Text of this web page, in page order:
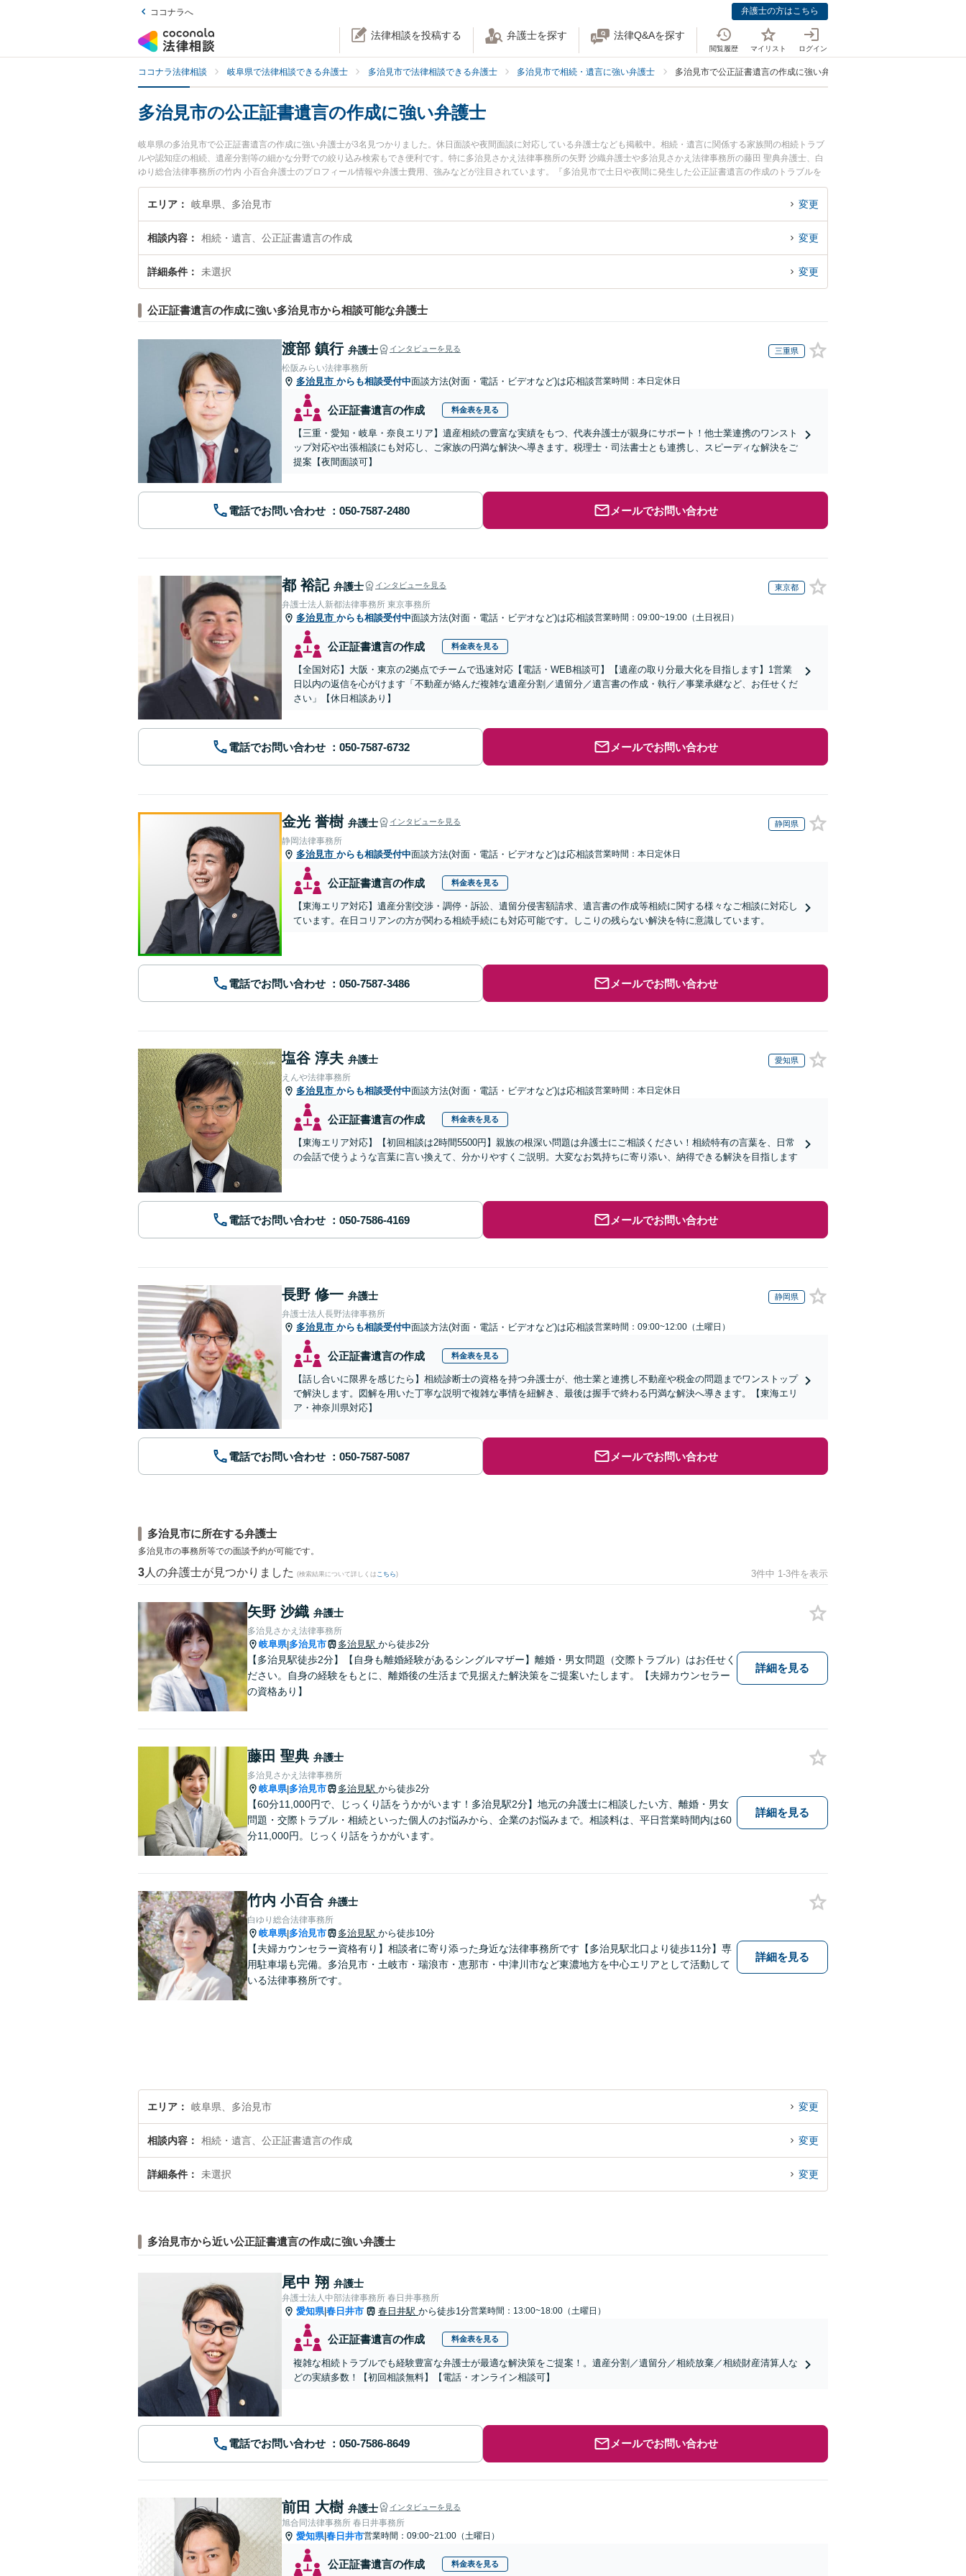
ココナラへ 弁護士の方はこちら
法律相談を投稿する 弁護士を探す 法律Q&Aを探す
閲覧履歴 マイリスト ログイン
ココナラ法律相談 岐阜県で法律相談できる弁護士 多治見市で法律相談できる弁護士 多治見市で相続・遺言に強い弁護士 多治見市で公正証書遺言の作成に強い弁護士
多治見市の公正証書遺言の作成に強い弁護士
岐阜県の多治見市で公正証書遺言の作成に強い弁護士が3名見つかりました。休日面談や夜間面談に対応している弁護士なども掲載中。相続・遺言に関係する家族間の相続トラブ
ルや認知症の相続、遺産分割等の細かな分野での絞り込み検索もでき便利です。特に多治見さかえ法律事務所の矢野 沙織弁護士や多治見さかえ法律事務所の藤田 聖典弁護士、白
ゆり総合法律事務所の竹内 小百合弁護士のプロフィール情報や弁護士費用、強みなどが注目されています。『多治見市で土日や夜間に発生した公正証書遺言の作成のトラブルを
今すぐに弁護士に相談したい』『公正証書遺言の作成のトラブル解決の実績豊富な近くの弁護士を検索したい』『初回相談無料で公正証書遺言の作成を法律相談できる多治見市内
の弁護士に相談予約したい』などでお困りの相談者さんにおすすめです。
エリア 岐阜県、多治見市 変更
相談内容 相続・遺言、公正証書遺言の作成 変更
詳細条件 未選択 変更
公正証書遺言の作成に強い多治見市から相談可能な弁護士
渡部 鎮行 弁護士 インタビューを見る 三重県
松阪みらい法律事務所
多治見市 からも相談受付中面談方法(対面・電話・ビデオなど)は応相談営業時間：本日定休日
公正証書遺言の作成 料金表を見る
【三重・愛知・岐阜・奈良エリア】遺産相続の豊富な実績をもつ、代表弁護士が親身にサポート！他士業連携のワンスト
ップ対応や出張相談にも対応し、ご家族の円満な解決へ導きます。税理士・司法書士とも連携し、スピーディな解決をご
提案【夜間面談可】
電話でお問い合わせ メールでお問い合わせ
都 裕記 弁護士 インタビューを見る 東京都
弁護士法人新都法律事務所 東京事務所
多治見市 からも相談受付中面談方法(対面・電話・ビデオなど)は応相談営業時間：09:00~19:00（土日祝日）
公正証書遺言の作成 料金表を見る
【全国対応】大阪・東京の2拠点でチームで迅速対応【電話・WEB相談可】【遺産の取り分最大化を目指します】1営業
日以内の返信を心がけます「不動産が絡んだ複雑な遺産分割／遺留分／遺言書の作成・執行／事業承継など、お任せくだ
さい」【休日相談あり】
電話でお問い合わせ メールでお問い合わせ
金光 誉樹 弁護士 インタビューを見る 静岡県
静岡法律事務所
多治見市 からも相談受付中面談方法(対面・電話・ビデオなど)は応相談営業時間：本日定休日
公正証書遺言の作成 料金表を見る
【東海エリア対応】遺産分割交渉・調停・訴訟、遺留分侵害額請求、遺言書の作成等相続に関する様々なご相談に対応し
ています。在日コリアンの方が関わる相続手続にも対応可能です。しこりの残らない解決を特に意識しています。
電話でお問い合わせ メールでお問い合わせ
塩谷 淳夫 弁護士 愛知県
えんや法律事務所
多治見市 からも相談受付中面談方法(対面・電話・ビデオなど)は応相談営業時間：本日定休日
公正証書遺言の作成 料金表を見る
【東海エリア対応】【初回相談は2時間5500円】親族の根深い問題は弁護士にご相談ください！相続特有の言葉を、日常
の会話で使うような言葉に言い換えて、分かりやすくご説明。大変なお気持ちに寄り添い、納得できる解決を目指します
電話でお問い合わせ メールでお問い合わせ
長野 修一 弁護士 静岡県
弁護士法人長野法律事務所
多治見市 からも相談受付中面談方法(対面・電話・ビデオなど)は応相談営業時間：09:00~12:00（土曜日）
公正証書遺言の作成 料金表を見る
【話し合いに限界を感じたら】相続診断士の資格を持つ弁護士が、他士業と連携し不動産や税金の問題までワンストップ
で解決します。図解を用いた丁寧な説明で複雑な事情を紐解き、最後は握手で終わる円満な解決へ導きます。【東海エリ
ア・神奈川県対応】
電話でお問い合わせ メールでお問い合わせ
多治見市に所在する弁護士
多治見市の事務所等での面談予約が可能です。
3 人の弁護士が見つかりました (検索結果について詳しくは こちら) 3件中 1-3件を表示
矢野 沙織 弁護士
多治見さかえ法律事務所
岐阜県|多治見市 多治見駅 から徒歩2分
【多治見駅徒歩2分】【自身も離婚経験があるシングルマザー】離婚・男女問題（交際トラブル）はお任せく
ださい。自身の経験をもとに、離婚後の生活まで見据えた解決策をご提案いたします。【夫婦カウンセラー
の資格あり】
詳細を見る
藤田 聖典 弁護士
多治見さかえ法律事務所
岐阜県|多治見市 多治見駅 から徒歩2分
【60分11,000円で、じっくり話をうかがいます！多治見駅2分】地元の弁護士に相談したい方、離婚・男女
問題・交際トラブル・相続といった個人のお悩みから、企業のお悩みまで。相談料は、平日営業時間内は60
分11,000円。じっくり話をうかがいます。
詳細を見る
竹内 小百合 弁護士
白ゆり総合法律事務所
岐阜県|多治見市 多治見駅 から徒歩10分
【夫婦カウンセラー資格有り】相談者に寄り添った身近な法律事務所です【多治見駅北口より徒歩11分】専
用駐車場も完備。多治見市・土岐市・瑞浪市・恵那市・中津川市など東濃地方を中心エリアとして活動して
いる法律事務所です。
詳細を見る
エリア 岐阜県、多治見市 変更
相談内容 相続・遺言、公正証書遺言の作成 変更
詳細条件 未選択 変更
多治見市から近い公正証書遺言の作成に強い弁護士
尾中 翔 弁護士
弁護士法人中部法律事務所 春日井事務所
愛知県|春日井市 春日井駅 から徒歩1分営業時間：13:00~18:00（土曜日）
公正証書遺言の作成 料金表を見る
複雑な相続トラブルでも経験豊富な弁護士が最適な解決策をご提案！。遺産分割／遺留分／相続放棄／相続財産清算人な
どの実績多数！【初回相談無料】【電話・オンライン相談可】
電話でお問い合わせ メールでお問い合わせ
前田 大樹 弁護士 インタビューを見る
旭合同法律事務所 春日井事務所
愛知県|春日井市営業時間：09:00~21:00（土曜日）
公正証書遺言の作成 料金表を見る